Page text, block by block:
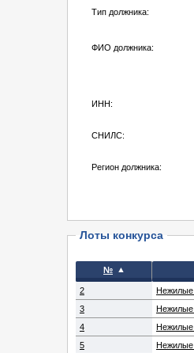
Тип должника:
ФИО должника:
ИНН:
СНИЛС:
Регион должника:
Лоты конкурса
№ ▲
2
3
4
5